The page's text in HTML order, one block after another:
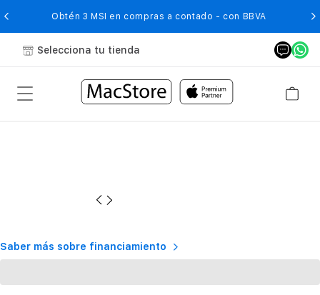
Obtén 3 MSI en compras a contado - con BBVA
Selecciona tu tienda
Saber más sobre financiamiento